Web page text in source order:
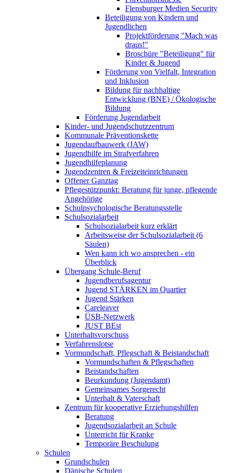
Flensburger Medien Security
Beteiligung von Kindern und
Jugendlichen
Projektförderung "Mach was
draus!"
Broschüre "Beteiligung" für
Kinder & Jugend
Förderung von Vielfalt, Integration
und Inklusion
Bildung für nachhaltige
Entwicklung (BNE) / Ökologische
Bildung
Förderung Jugendarbeit
Kinder- und Jugendschutzzentrum
Kommunale Präventionskette
Jugendaufbauwerk (JAW)
Jugendhilfe im Strafverfahren
Jugendhilfeplanung
Jugendzentren & Freizeiteinrichtungen
Offener Ganztag
Pflegestützpunkt: Beratung für junge, pflegende
Angehörige
Schulpsychologische Beratungsstelle
Schulsozialarbeit
Schulsozialarbeit kurz erklärt
Arbeitsweise der Schulsozialarbeit (6
Säulen)
Wen kann ich wo ansprechen - ein
Überblick
Übergang Schule-Beruf
Jugendberufsagentur
Jugend STÄRKEN im Quartier
Jugend Stärken
Careleaver
ÜSB-Netzwerk
JUST BEst
Unterhaltsvorschuss
Verfahrenslotse
Vormundschaft, Pflegschaft & Beistandschaft
Vormundschaften & Pflegschaften
Beistandschaften
Beurkundung (Jugendamt)
Gemeinsames Sorgerecht
Unterhalt & Vaterschaft
Zentrum für kooperative Erziehungshilfen
Beratung
Jugendsozialarbeit an Schule
Unterricht für Kranke
Temporäre Beschulung
Schulen
Grundschulen
Dänische Schulen